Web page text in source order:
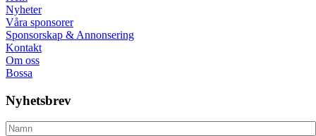
Nyheter
Våra sponsorer
Sponsorskap & Annonsering
Kontakt
Om oss
Bossa
Nyhetsbrev